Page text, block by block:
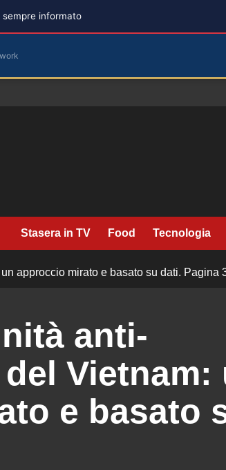
Stasera in TV Food Tecnologia
approccio mirato e basato su dati. Pagina
anti-
Vietnam:
e basato
informato